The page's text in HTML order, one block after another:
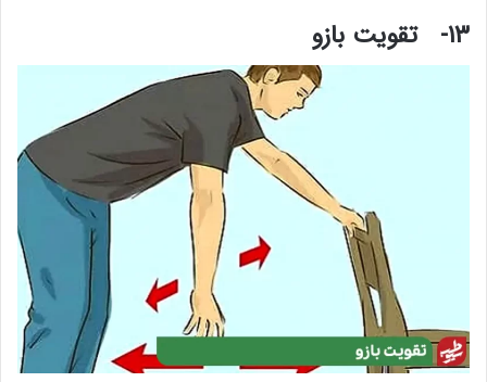
۱۳- تقویت بازو